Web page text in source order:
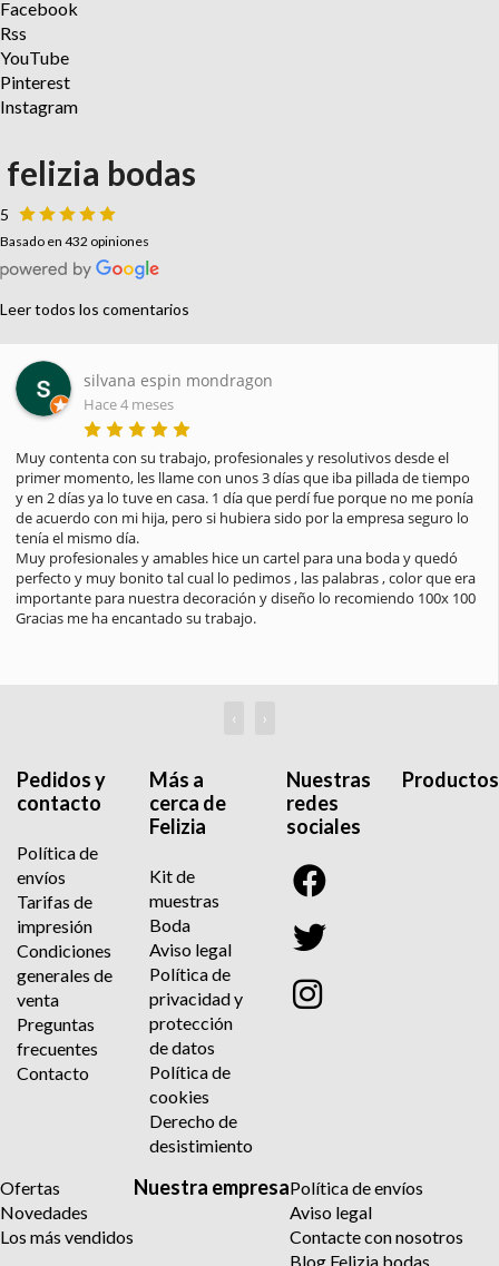
Facebook
Rss
YouTube
Pinterest
Instagram
felizia bodas
5
Basado en 432 opiniones
Leer todos los comentarios
Paula Pellicer
Hace 4 meses
He recibido hoy mi pedido y estoy encantada. Gracias por la
profesionalidad, amabilidad y el saber hacer. Habéis sido
encantadores y muy atentos, la presentación del paquete es
impecable y muy bonita, verdaderamente es un trabajo hecho con
amor. Seguro que si tengo otro evento será en vosotros en los
primeros que confíe. Muchas gracias por todo. Un saludo
‹ ›
Pedidos y
contacto
Política de
envíos
Tarifas de
impresión
Condiciones
generales de
venta
Preguntas
frecuentes
Contacto
Más a
cerca de
Felizia
Kit de
muestras
Boda
Aviso legal
Política de
privacidad y
protección
de datos
Política de
cookies
Derecho de
desistimiento
Nuestras
redes
sociales
Productos
Ofertas
Novedades
Los más vendidos
Nuestra empresaPolítica de envíos
Aviso legal
Contacte con nosotros
Blog Felizia bodas